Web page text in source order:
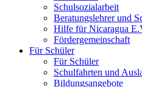
Schulsozialarbeit
Beratungslehrer und
Hilfe für Nicaragua
Fördergemeinschaft
Für Schüler
Für Schüler
Schulfahrten und
Bildungsangebote